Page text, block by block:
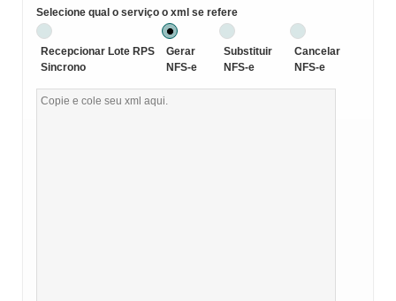
Selecione qual o serviço o xml se refere
Recepcionar Lote RPS
Sincrono
Gerar
NFS-e
Substituir
NFS-e
Cancelar
NFS-e